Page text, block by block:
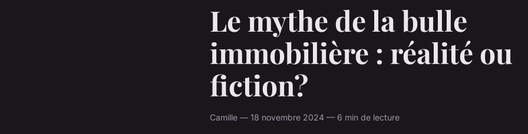
Le mythe de la bulle
immobilière : réalité ou
fiction?
Camille — 18 novembre 2024 — 6 min de lecture